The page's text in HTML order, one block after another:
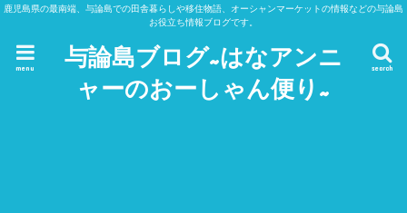
鹿児島県の最南端、与論島での田舎暮らしや移住物語、オーシャンマーケットの情報などの与論島
お役立ち情報ブログです。
与論島ブログ~はなアンニ
ャーのおーしゃん便り~
search
menu